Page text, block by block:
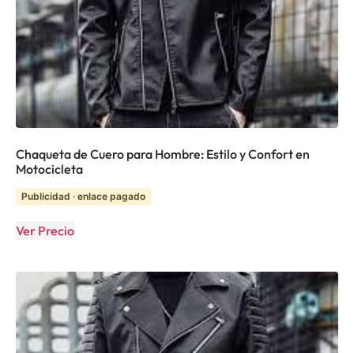
Chaqueta de Cuero para Hombre: Estilo y Confort en
Motocicleta
Publicidad · enlace pagado
Ver Precio